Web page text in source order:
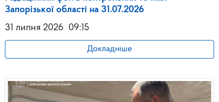
Запорізької області на 31.07.2026
31 липня 2026 09:15
Докладніше